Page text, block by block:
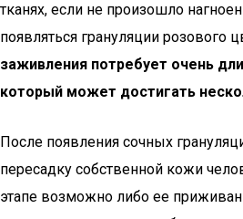
тканях, если не произошло
появляться грануляции розового
заживления потребует очень
который может достигать
После появления сочных
пересадку собственной кожи
этапе возможно либо ее